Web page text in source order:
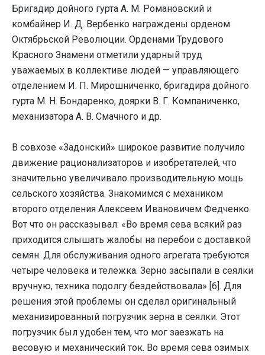
Бригадир дойного гурта А. М. Романовский и
комбайнер И. Д. Вербенко награждены орденом
Октябрьской Революции. Орденами Трудового
Красного Знамени отметили ударный труд
уважаемых в коллективе людей — управляющего
отделением И. П. Мирошниченко, бригадира дойного
гурта М. Н. Бондаренко, доярки В. Г. Компаниченко,
механизатора А. В. Смачного и др.
В совхозе «Задонский» широкое развитие получило
движение рационализаторов и изобретателей, что
значительно увеличивало производительную мощь
сельского хозяйства. Знакомимся с механиком
второго отделения Алексеем Ивановичем Федченко.
Вот что он рассказывал: «Во время сева всякий раз
приходится слышать жалобы на перебои с доставкой
семян. Для обслуживания одного агрегата требуются
четыре человека и тележка. Зерно засыпали в сеялки
вручную, техника подолгу бездействовала» [6]. Для
решения этой проблемы он сделал оригинальный
механизированный погрузчик зерна в сеялки. Этот
погрузчик был удобен тем, что мог заезжать на
весовую и механический ток. Во время сева озимых